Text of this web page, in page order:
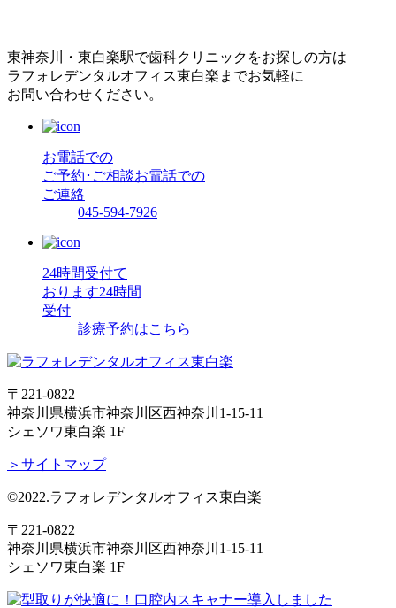
東神奈川・東白楽駅で歯科クリニックをお探しの方は
ラフォレデンタルオフィス東白楽までお気軽に
お問い合わせください。
お電話での
ご予約･ご相談お電話での
ご連絡
045-594-7926
24時間受付て
おります24時間
受付
診療予約はこちら
〒221-0822
神奈川県横浜市神奈川区西神奈川1-15-11
シェソワ東白楽 1F
＞サイトマップ
©2022.ラフォレデンタルオフィス東白楽
〒221-0822
神奈川県横浜市神奈川区西神奈川1-15-11
シェソワ東白楽 1F